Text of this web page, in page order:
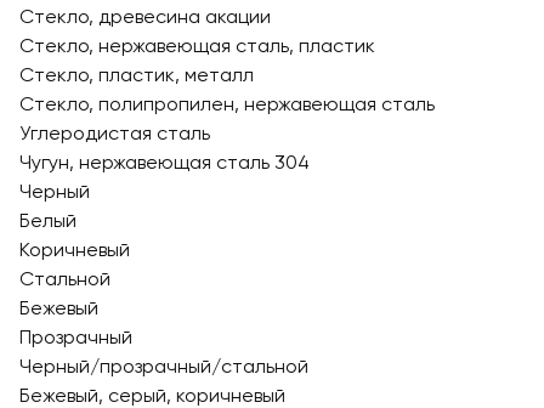
Стекло, древесина акации
Стекло, нержавеющая сталь, пластик
Стекло, пластик, металл
Стекло, полипропилен, нержавеющая сталь
Углеродистая сталь
Чугун, нержавеющая сталь 304
Черный
Белый
Коричневый
Стальной
Бежевый
Прозрачный
Черный/прозрачный/стальной
Бежевый, серый, коричневый